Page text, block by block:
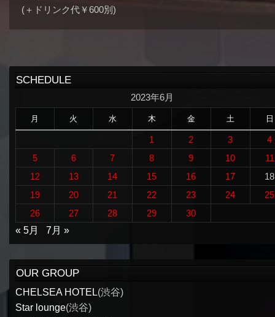
(＋ドリンク代￥600別)
SCHEDULE
2023年6月
月 火 水 木 金 土 日
1 2 3
4
5
6 7 8 9 10
11
12
13 14 15 16 17
18
19
20 21 22 23 24
25
26
27 28 29
30
« 5月
7月 »
OUR GROUP
CHELSEA HOTEL(渋谷)
Star lounge(渋谷)